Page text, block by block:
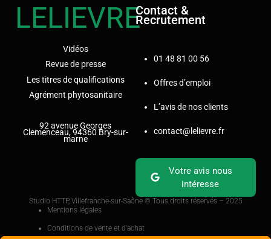
LELIEVRE
Vidéos
Revue de presse
Les titres de qualifications
Agrément phytosanitaire
92 avenue Georges
Clemenceau, 94360 Bry-sur-
marne
Contact &
Recrutement
01 48 81 00 56
Offres d’emploi
L’avis de nos clients
contact@lelievre.fr
Votre avis nous
intéresse
Studio HTTP, Villefranche-sur-Saône © Tous droits réservés – 2025
Mentions légales
Conditions de vente et d’achat